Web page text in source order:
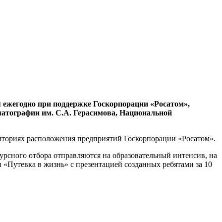
при поддержке Госкорпорации «Росатом»,
им. С.А. Герасимова, Национальной
расположения предприятий Госкорпорации «Росатом».
отбора отправляются на образовательный интенсив, на
в жизнь» с презентацией созданных ребятами за 10